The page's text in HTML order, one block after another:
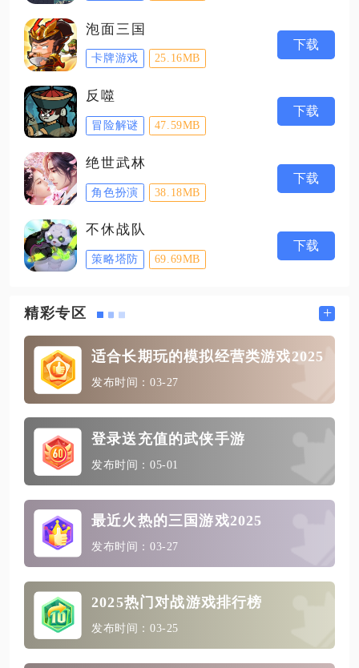
泡面三国
卡牌游戏 25.16MB
下载
反噬
冒险解谜 47.59MB
下载
绝世武林
角色扮演 38.18MB
下载
不休战队
策略塔防 69.69MB
下载
精彩专区 +
适合长期玩的模拟经营类游戏2025
发布时间：03-27
登录送充值的武侠手游
发布时间：05-01
最近火热的三国游戏2025
发布时间：03-27
2025热门对战游戏排行榜
发布时间：03-25